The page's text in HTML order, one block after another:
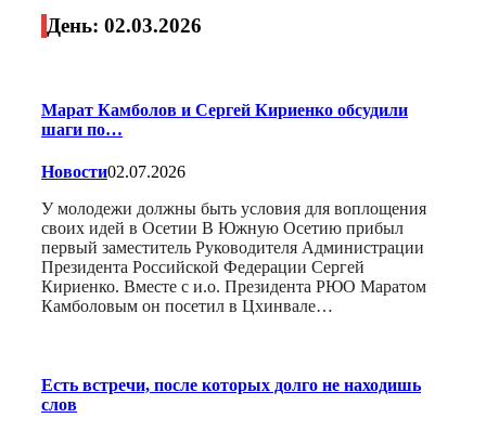
День: 02.03.2026
Марат Камболов и Сергей Кириенко обсудили
шаги по…
Новости02.07.2026
У молодежи должны быть условия для воплощения
своих идей в Осетии В Южную Осетию прибыл
первый заместитель Руководителя Администрации
Президента Российской Федерации Сергей
Кириенко. Вместе с и.о. Президента РЮО Маратом
Камболовым он посетил в Цхинвале…
Есть встречи, после которых долго не находишь
слов